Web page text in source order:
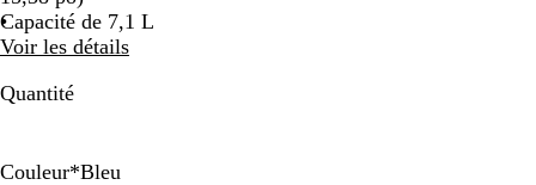
Capacité de 7,1 L
Voir les détails
Quantité
Couleur*Bleu